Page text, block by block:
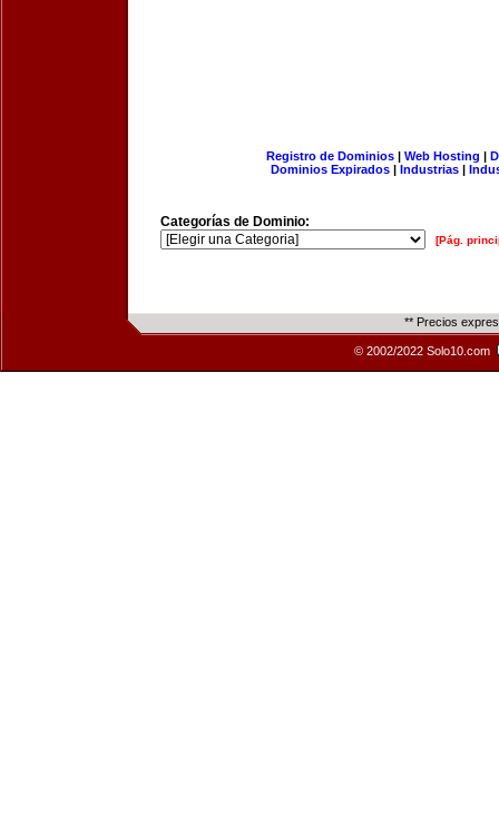
Registro de Dominios| Web Hosting |
Dominios Expirados | Industrias |
Categorías de Dominio:
[Pág.
** Precios
© 2002/2022 Solo10.com